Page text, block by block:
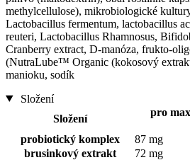
methylcellulose), mikrobiologické
Lactobacillus fermentum, lactobacillus
reuteri, Lactobacillus Rhamnosus,
Cranberry extract, D-manóza, frukto-
(NutraLube™ Organic (kokosový
manioku, sodík
Složení
Složení
pro
probiotický komplex
87 mg
brusinkový extrakt
72 mg